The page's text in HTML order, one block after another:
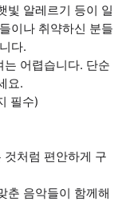
빛 알레르기 등이 일
이나 취약하신 분들
다.
어렵습니다. 단순
요.
필수)
처럼 편안하게 구
춘 음악들이 함께해